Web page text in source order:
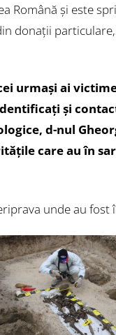
Română și este
donații
urmași ai
și
d-nul
care au în
unde au